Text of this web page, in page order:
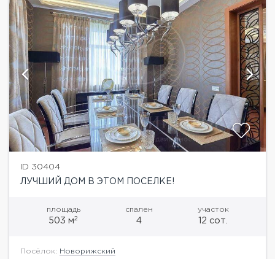
ID 30404
ЛУЧШИЙ ДОМ В ЭТОМ ПОСЕЛКЕ!
площадь
503 м2
спален
4
участок
12 сот.
Посёлок: Новорижский